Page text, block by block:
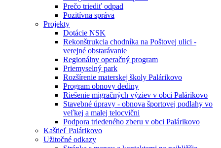
Prečo triediť odpad
Pozitívna správa
Projekty
Dotácie NSK
Rekonštrukcia chodníka na Poštovej ulici -
verejné obstarávanie
Regionálny operačný program
Priemyselný park
Rozšírenie materskej školy Palárikovo
Program obnovy dediny
Riešenie migračných výziev v obci Palárikovo
Stavebné úpravy - obnova športovej podlahy vo
veľkej a malej telocvični
Podpora triedeného zberu v obci Palárikovo
Kaštieľ Palárikovo
Užitočné odkazy